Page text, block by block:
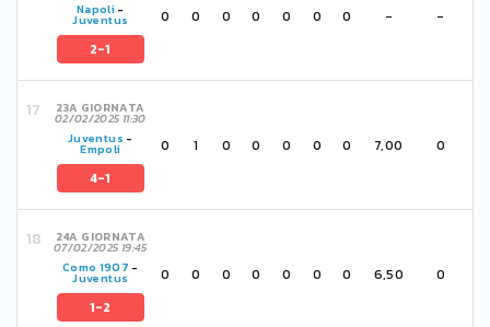
Napoli -
Juventus
2-1
0 0 0 0 0 0 0 - -
23A GIORNATA
02/02/2025 11:30
Juventus -
Empoli
4-1
0 1 0 0 0 0 0 7,00 0
24A GIORNATA
07/02/2025 19:45
Como 1907 -
Juventus
1-2
0 0 0 0 0 0 0 6,50 0